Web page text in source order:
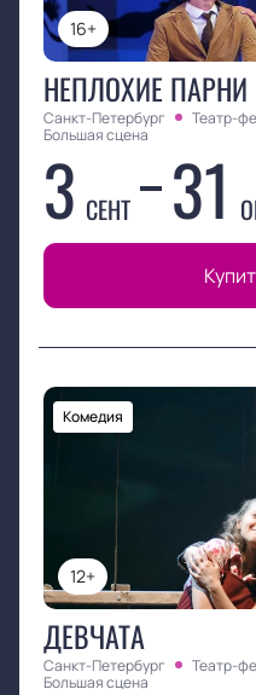
16+
НЕПЛОХИЕ ПАРНИ
Санкт-Петербург
Театр-
Большая сцена
3 СЕНТ 31
12+
Комедия
ДЕВЧАТА
Санкт-Петербург
Театр-
Большая сцена